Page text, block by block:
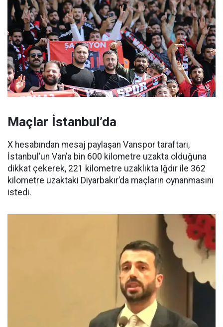
Maçlar İstanbul’da
X hesabından mesaj paylaşan Vanspor taraftarı,
İstanbul’un Van’a bin 600 kilometre uzakta olduğuna
dikkat çekerek, 221 kilometre uzaklıkta Iğdır ile 362
kilometre uzaktaki Diyarbakır’da maçların oynanmasını
istedi.